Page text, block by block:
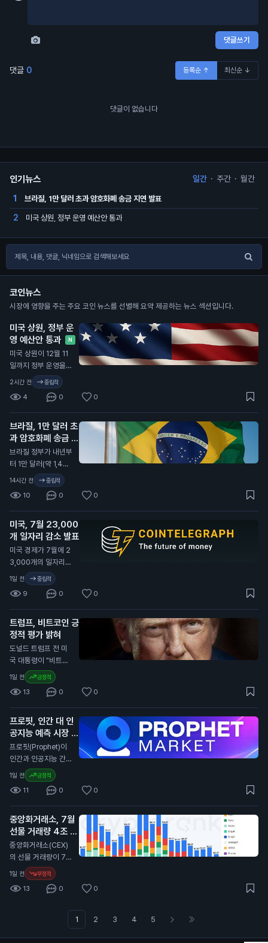
댓글쓰기
댓글 0 등록순 ↑ 최신순 ↓
댓글이 없습니다
인기뉴스 일간 · 주간 · 월간
1 브라질, 1만 달러 초과 암호화폐 송금 지연 발표
2 미국 상원, 정부 운영 예산안 통과
코인뉴스
시장에 영향을 주는 주요 코인 뉴스를 선별해 요약 제공하는 뉴스 섹션입니다.
미국 상원, 정부 운
영 예산안 통과
N
미국 상원이 12월 11
일까지 정부 운영을
유지하는 예산안을 통
과시켰습니다. 이번
예산안은 현재의 정부
자금 지원 수준을 유
지하며, 여성, 유아 및
아동을 위한 특별 보
충 영양 프로그램(WI
C)과 국가 안보 프로
그램 등을 포함합니
다. 상원은 이 예산안
으로 사이버 보안 권
한과 기술 현대화 기
금을 연장했습니다.
이번 통과된 예산안은
정부의 자금 지원을
유지하지만, 향후 더
큰 지출 논의가 남아
있습니다. 이는 일반
투자자들에게 정부의
는 데 중요한 요소가
될 수 있습니다.
2시간 전 중립적
4 0 0
브라질, 1만 달러 초
과 암호화폐 송금 지
연 발표
N
브라질 정부가 내년부
터 1만 달러(약 1,400
만 원) 이상의 암호화
폐 송금을 최대 24시
간 지연시키기로 했습
니다. 이는 새로운 사
기 방지 규정에 따른
조치입니다. 이번 규
정은 외국 기업이나
개인 지갑으로의 송금
에 적용됩니다. 브라
질 정부는 이를 통해
금융 범죄를 예방하
고, 투명성을 높이겠
다는 의도를 밝혔습니
다. 새로운 규정은 내
년부터 시행될 예정입
니다. 일반 투자자에
거래가 늦어질 수 있
어, 자산 관리에 주의
해외 거래를 계획 중
인 투자자들은 이 점
을 고려해야 합니다.
14시간 전 중립적
10 0 0
미국, 7월 23,000
개 일자리 감소 발표
미국 경제가 7월에 2
3,000개의 일자리를
잃었다고 발표했습니
다. 이는 80,000개
의 일자리 증가 예상
과 크게 다릅니다. 미
국 노동부의 데이터에
따르면 실업률은 4.
1%로 소폭 감소했습
니다. 경제 전문가들
은 85,000개의 일자
리 증가를 예상했으
나, 실제로는 감소했
습니다. 이는 연방준
비제도(Fed)가 금리
인상 여부를 결정하는
데 중요한 영향을 미
칠 수 있습니다. 이번
투자자에게 중요한 신
호입니다. 금리 인상
가격에 긍정적인 영향
을 미칠 수 있습니다.
1일 전 중립적
9 0 0
트럼프, 비트코인 긍
정적 평가 밝혀
도널드 트럼프 전 미
국 대통령이 "비트코
인은 큰 일이다. 사람
들이 비트코인으로 결
제하고 있다. 이는 달
러에 대한 압박을 줄
인다. 우리나라에 좋
은 일이다"라고 말했
습니다. 트럼프의 발
언은 암호화폐에 대한
긍정적인 시각을 드러
냅니다. 그의 아들들
이 지분을 가진 암호
화폐 채굴 회사인 아
메리칸 비트코인은 최
근 2분기 동안 5,72
0만 달러(약 800억
원)의 손실을 기록했
격이 2분기 동안 11%
하락한 영향이 컸습니
채굴하며 생산량을 증
가시켰습니다. 트럼프
1일 전 긍정적
13 0 0
프로핏, 인간 대 인
공지능 예측 시장 출
시
프로핏(Prophet)이
인간과 인공지능 간의
예측 시장을 출시했습
니다. 사용자는 어떤
주제든 시장을 만들고
프로핏과 직접 거래할
수 있습니다. 이 서비
스는 사용자에게 예측
을 통해 수익을 올릴
기회를 제공합니다.
프로핏은 인공지능을
활용해 예측의 정확성
을 높이고, 사용자들
성할 수 있습니다. 가
입 시 코드 "COIN10
1일 전 긍정적
11 0 0
중앙화거래소, 7월
선물 거래량 4조 달
러로 감소
중앙화거래소(CEX)
의 선물 거래량이 7월
에 4조 달러(약 5천
800조 원)로 감소했
습니다. 이는 2023
플랫폼인 크립토랭크
1일 전 부정적
13 0 0
1 2 3 4 5